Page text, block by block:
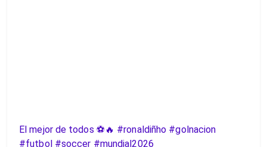
El mejor de todos ⚽️🔥 #ronaldiñho #golnacion
#futbol #soccer #mundial2026